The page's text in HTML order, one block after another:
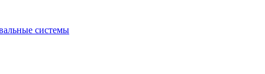
системы